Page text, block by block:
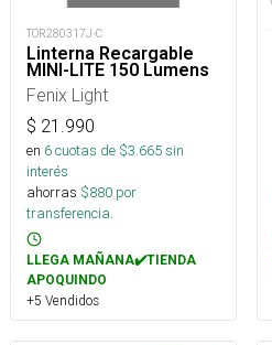
TOR280317J-C
Linterna Recargable
MINI-LITE 150 Lumens
Fenix Light
$ 21.990
en 6cuotas de $3.665sin
interés
ahorras $880 por
transferencia.
LLEGA MAÑANA✔️TIENDA
APOQUINDO
+5 Vendidos